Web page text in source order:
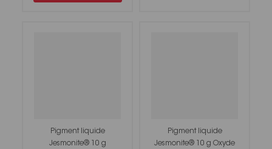
Pigment liquide
Jesmonite® 10 g
Pigment liquide
Jesmonite® 10 g Oxyde